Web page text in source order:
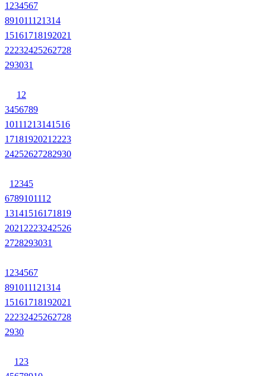
1 234567
891011121314
15161718192021
22232425262728
293031
1 2
3456789
10111213141516
1718192021 2223
24252627282930
1 2345
6789101112
13141516171819
2021 2223242526
2728293031
1 234567
891011121314
15161718192021
22232425262728
2930
1 23